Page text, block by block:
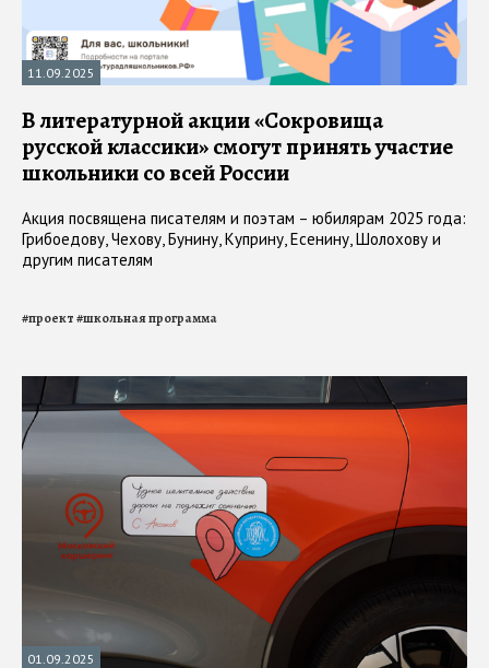
11.09.2025
В литературной акции «Сокровища
русской классики» смогут принять участие
школьники со всей России
Акция посвящена писателям и поэтам – юбилярам 2025 года:
Грибоедову, Чехову, Бунину, Куприну, Есенину, Шолохову и
другим писателям
#проект#школьная программа
01.09.2025